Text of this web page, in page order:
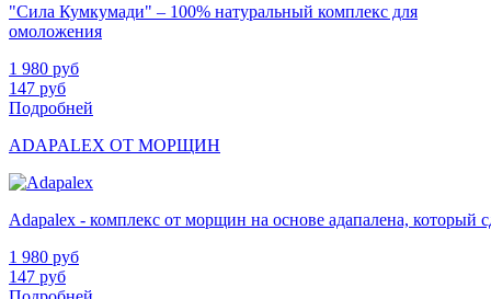
"Сила Кумкумади" – 100% натуральный комплекс для
омоложения
1 980 руб
147 руб
Подробней
ADAPALEX ОТ МОРЩИН
Adapalex - комплекс от морщин на основе адапалена,
1 980 руб
147 руб